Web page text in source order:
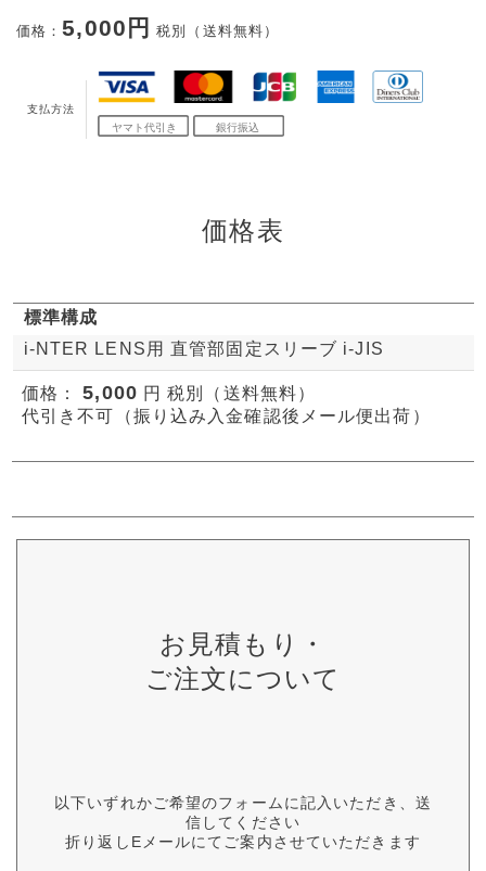
価格：5,000円 税別（送料無料）
支払方法
価格表
標準構成
i-NTER LENS用 直管部固定スリーブ i-JIS
価格： 5,000 円 税別（送料無料）
代引き不可（振り込み入金確認後メール便出荷）
お見積もり・
ご注文について
以下いずれかご希望のフォームに記入いただき、送
信してください
折り返しEメールにてご案内させていただきます